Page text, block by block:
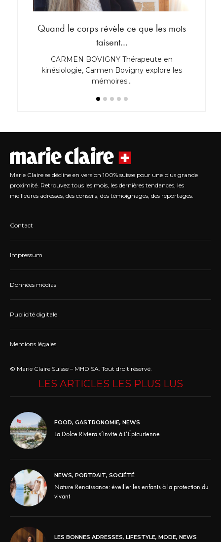
Quand le corps révèle ce que les mots
taisent…
CARMEN BOVIGNY Thérapeute en
kinésiologie, Carmen Bovigny explore les
mémoires…
Marie Claire se décline en version 100% suisse pour une plus grande
proximité. Retrouvez tous les mois, les dernières tendances, les
meilleures adresses, des conseils, des témoignages, des reportages.
Contact
Impressum
Données médias
Publicité digitale
Mentions légales
© Marie Claire Suisse – MHD SA. Tout droit réservé.
LES ARTICLES LES PLUS LUS
FOOD, GASTRONOMIE, NEWS
La Dolce Riviera s’invite à L’Épicurienne
NEWS, PORTRAIT, SOCIÉTÉ
Nature Renaissance: éveiller les enfants à la protection du
vivant
LES BONNES ADRESSES, LIFESTYLE, MODE, NEWS